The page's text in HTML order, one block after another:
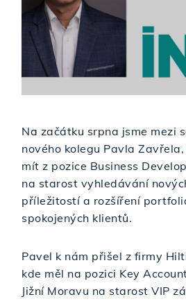
Na začátku srpna jsme mezi
nového kolegu Pavla
mít z pozice Business
na starost vyhledávání
příležitostí a rozšíření
spokojených klientů.
Pavel k nám přišel z firmy
kde měl na pozici Key
Jižní Moravu na starost VIP